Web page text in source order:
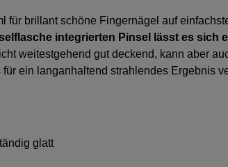
für brillant schöne Fingernägel auf
integrierten Pinsel lässt es sich
weitestgehend gut deckend, kann aber
ein langanhaltend strahlendes Ergebnis
glatt